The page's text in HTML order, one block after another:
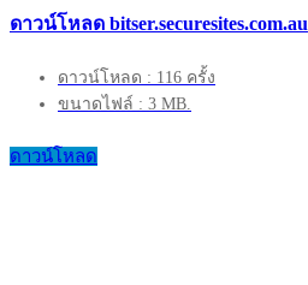
ดาวน์โหลด bitser.securesites.com.au
ดาวน์โหลด : 116 ครั้ง
ขนาดไฟล์ : 3 MB.
ดาวน์โหลด